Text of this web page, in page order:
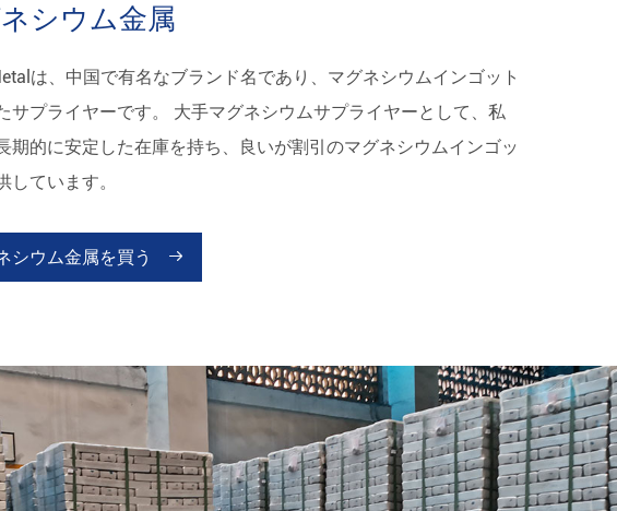
シウム金属
は、中国で有名なブランド名であり、マグネシウムインゴット
サプライヤーです。 大手マグネシウムサプライヤーとして、私
期的に安定した在庫を持ち、良いが割引のマグネシウムインゴッ
しています。
シウム金属を買う 
AZ91Dマグネシウムの合金